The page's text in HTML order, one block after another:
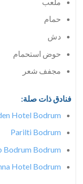
حمام
دش
حوض استحمام
مجفف شعر
فنادق ذات صلة:
Hotel Bodrum
Parilti Bodrum
Bodrum Bodrum
Hotel Bodrum